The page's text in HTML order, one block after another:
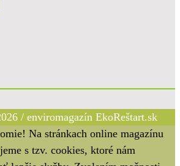
/ enviromagazín EkoReštart.sk
Na stránkach online magazínu
s tzv. cookies, ktoré nám